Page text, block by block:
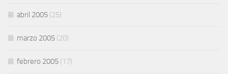
abril 2005 (25)
marzo 2005 (20)
febrero 2005 (17)